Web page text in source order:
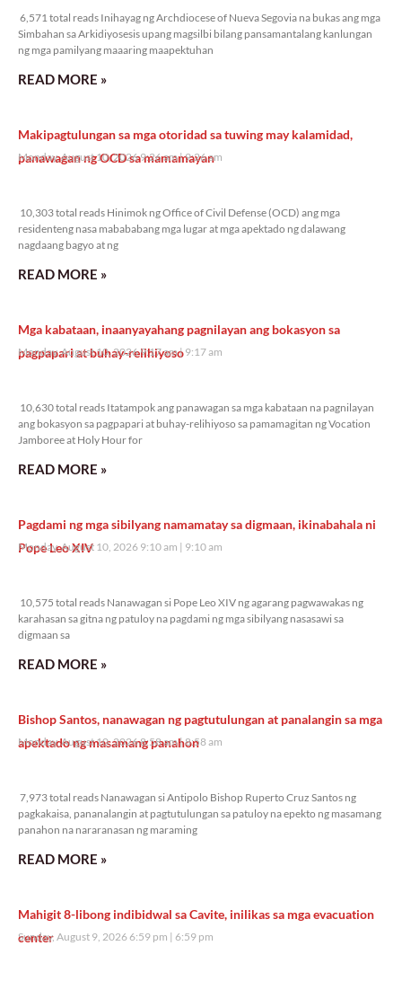
6,571 total reads Inihayag ng Archdiocese of Nueva Segovia na bukas ang mga
Simbahan sa Arkidiyosesis upang magsilbi bilang pansamantalang kanlungan
ng mga pamilyang maaaring maapektuhan
READ MORE »
Makipagtulungan sa mga otoridad sa tuwing may kalamidad,
panawagan ng OCD sa mamamayan
Monday, August 10, 2026 9:26 am 9:26 am
10,303 total reads Hinimok ng Office of Civil Defense (OCD) ang mga
residenteng nasa mabababang mga lugar at mga apektado ng dalawang
nagdaang bagyo at ng
READ MORE »
Mga kabataan, inaanyayahang pagnilayan ang bokasyon sa
pagpapari at buhay-relihiyoso
Monday, August 10, 2026 9:17 am 9:17 am
10,630 total reads Itatampok ang panawagan sa mga kabataan na pagnilayan
ang bokasyon sa pagpapari at buhay-relihiyoso sa pamamagitan ng Vocation
Jamboree at Holy Hour for
READ MORE »
Pagdami ng mga sibilyang namamatay sa digmaan, ikinabahala ni
Pope Leo XIV
Monday, August 10, 2026 9:10 am 9:10 am
10,575 total reads Nanawagan si Pope Leo XIV ng agarang pagwawakas ng
karahasan sa gitna ng patuloy na pagdami ng mga sibilyang nasasawi sa
digmaan sa
READ MORE »
Bishop Santos, nanawagan ng pagtutulungan at panalangin sa mga
apektado ng masamang panahon
Monday, August 10, 2026 8:58 am 8:58 am
7,973 total reads Nanawagan si Antipolo Bishop Ruperto Cruz Santos ng
pagkakaisa, pananalangin at pagtutulungan sa patuloy na epekto ng masamang
panahon na nararanasan ng maraming
READ MORE »
Mahigit 8-libong indibidwal sa Cavite, inilikas sa mga evacuation
center
Sunday, August 9, 2026 6:59 pm 6:59 pm